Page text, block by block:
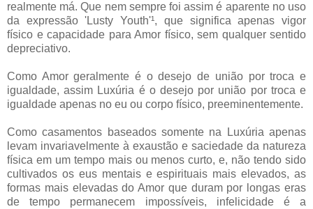
realmente má. Que nem sempre foi assim é aparente no uso
da expressão 'Lusty Youth'¹, que significa apenas vigor
físico e capacidade para Amor físico, sem qualquer sentido
depreciativo.
Como Amor geralmente é o desejo de união por troca e
igualdade, assim Luxúria é o desejo por união por troca e
igualdade apenas no eu ou corpo físico, preeminentemente.
Como casamentos baseados somente na Luxúria apenas
levam invariavelmente à exaustão e saciedade da natureza
física em um tempo mais ou menos curto, e, não tendo sido
cultivados os eus mentais e espirituais mais elevados, as
formas mais elevadas do Amor que duram por longas eras
de tempo permanecem impossíveis, infelicidade é a